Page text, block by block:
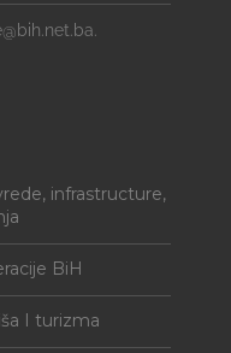
infrastructure,
BiH
I turizma